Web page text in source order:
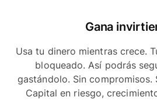
Gana
Usa tu dinero mientras crece.
bloqueado. Así podrás
gastándolo. Sin compromisos.
Capital en riesgo,